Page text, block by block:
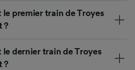
premier train de Troyes
?
dernier train de Troyes
?